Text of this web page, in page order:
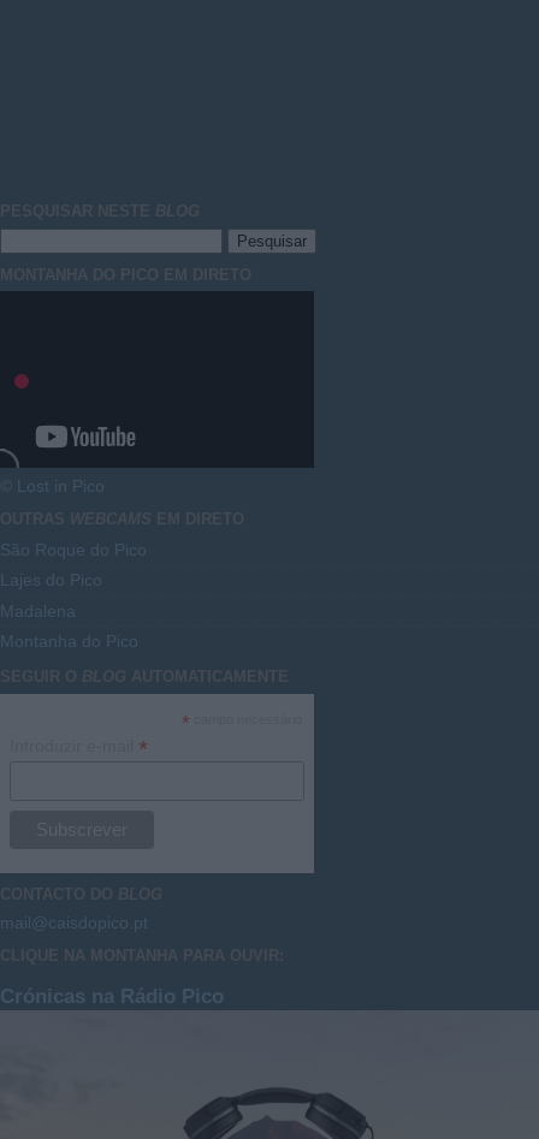
PESQUISAR NESTE BLOG
MONTANHA DO PICO EM DIRETO
© Lost in Pico
OUTRAS WEBCAMS EM DIRETO
São Roque do Pico
Lajes do Pico
Madalena
Montanha do Pico
SEGUIR O BLOG AUTOMATICAMENTE
*
*
CONTACTO DO BLOG
mail@caisdopico.pt
CLIQUE NA MONTANHA PARA OUVIR:
Crónicas na Rádio Pico